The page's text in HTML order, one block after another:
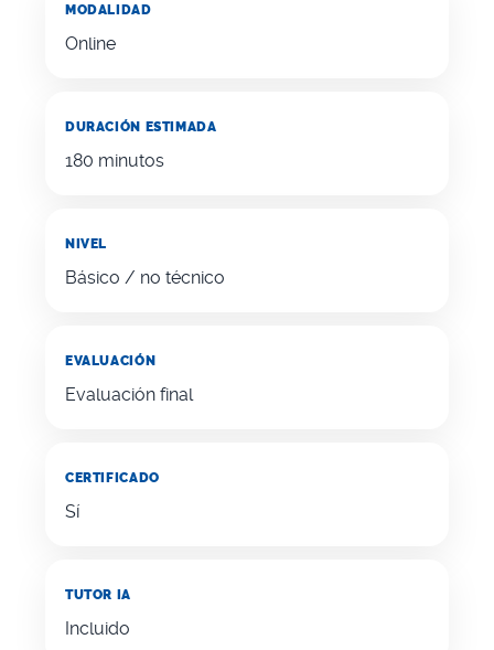
MODALIDAD
Online
DURACIÓN ESTIMADA
180 minutos
NIVEL
Básico / no técnico
EVALUACIÓN
Evaluación final
CERTIFICADO
Sí
TUTOR IA
Incluido